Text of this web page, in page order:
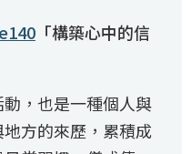
「構築心中的信
，也是一種個人與
方的來歷，累積成